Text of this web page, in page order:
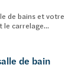
de bains et votre
le carrelage…
de bain